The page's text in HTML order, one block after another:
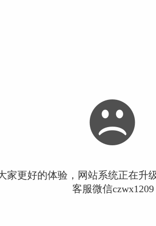
家更好的体验，网站系统正在升
客服微信czwx1209